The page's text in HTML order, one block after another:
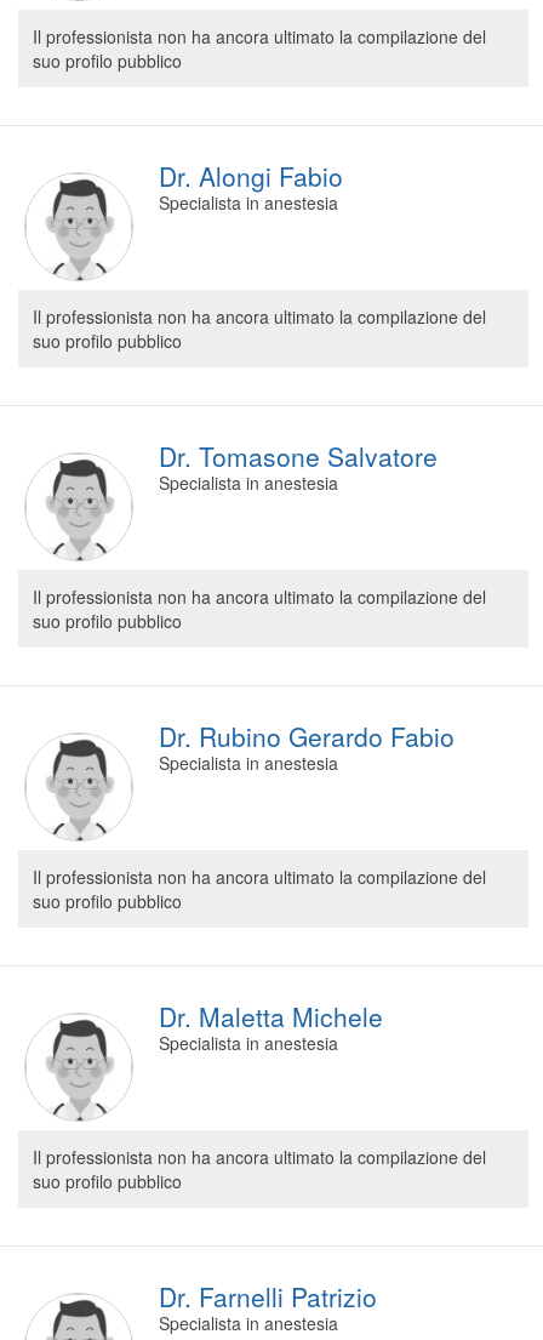
Il professionista non ha ancora ultimato la compilazione del
suo profilo pubblico
Dr. Alongi Fabio
Specialista in anestesia
Il professionista non ha ancora ultimato la compilazione del
suo profilo pubblico
Dr. Tomasone Salvatore
Specialista in anestesia
Il professionista non ha ancora ultimato la compilazione del
suo profilo pubblico
Dr. Rubino Gerardo Fabio
Specialista in anestesia
Il professionista non ha ancora ultimato la compilazione del
suo profilo pubblico
Dr. Maletta Michele
Specialista in anestesia
Il professionista non ha ancora ultimato la compilazione del
suo profilo pubblico
Dr. Farnelli Patrizio
Specialista in anestesia